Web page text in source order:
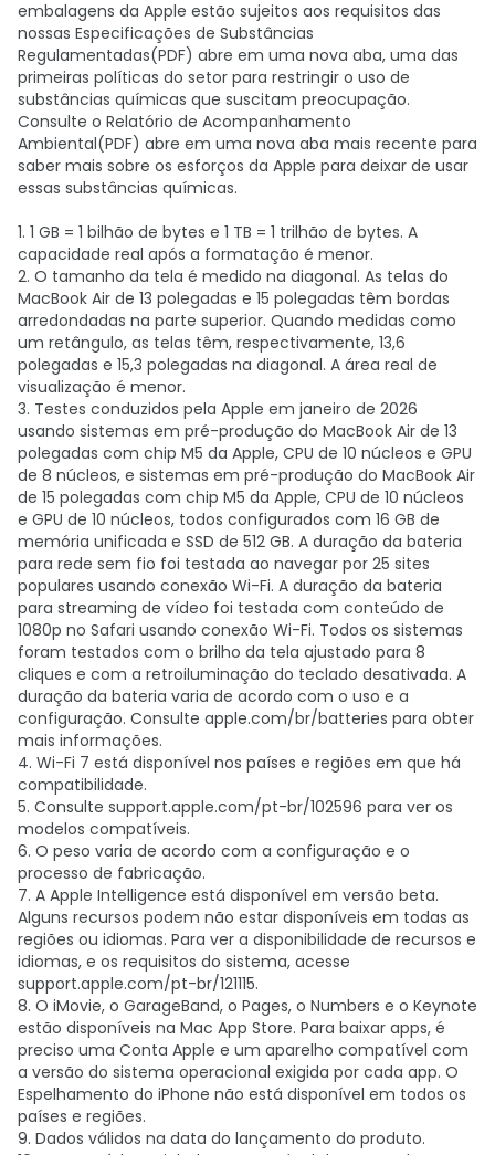
embalagens da Apple estão sujeitos aos requisitos das
nossas Especificações de Substâncias
Regulamentadas(PDF) abre em uma nova aba, uma das
primeiras políticas do setor para restringir o uso de
substâncias químicas que suscitam preocupação.
Consulte o Relatório de Acompanhamento
Ambiental(PDF) abre em uma nova aba mais recente para
saber mais sobre os esforços da Apple para deixar de usar
essas substâncias químicas.
1. 1 GB = 1 bilhão de bytes e 1 TB = 1 trilhão de bytes. A
capacidade real após a formatação é menor.
2. O tamanho da tela é medido na diagonal. As telas do
MacBook Air de 13 polegadas e 15 polegadas têm bordas
arredondadas na parte superior. Quando medidas como
um retângulo, as telas têm, respectivamente, 13,6
polegadas e 15,3 polegadas na diagonal. A área real de
visualização é menor.
3. Testes conduzidos pela Apple em janeiro de 2026
usando sistemas em pré-produção do MacBook Air de 13
polegadas com chip M5 da Apple, CPU de 10 núcleos e GPU
de 8 núcleos, e sistemas em pré-produção do MacBook Air
de 15 polegadas com chip M5 da Apple, CPU de 10 núcleos
e GPU de 10 núcleos, todos configurados com 16 GB de
memória unificada e SSD de 512 GB. A duração da bateria
para rede sem fio foi testada ao navegar por 25 sites
populares usando conexão Wi-Fi. A duração da bateria
para streaming de vídeo foi testada com conteúdo de
1080p no Safari usando conexão Wi-Fi. Todos os sistemas
foram testados com o brilho da tela ajustado para 8
cliques e com a retroiluminação do teclado desativada. A
duração da bateria varia de acordo com o uso e a
configuração. Consulte apple.com/br/batteries para obter
mais informações.
4. Wi-Fi 7 está disponível nos países e regiões em que há
compatibilidade.
5. Consulte support.apple.com/pt-br/102596 para ver os
modelos compatíveis.
6. O peso varia de acordo com a configuração e o
processo de fabricação.
7. A Apple Intelligence está disponível em versão beta.
Alguns recursos podem não estar disponíveis em todas as
regiões ou idiomas. Para ver a disponibilidade de recursos e
idiomas, e os requisitos do sistema, acesse
support.apple.com/pt-br/121115.
8. O iMovie, o GarageBand, o Pages, o Numbers e o Keynote
estão disponíveis na Mac App Store. Para baixar apps, é
preciso uma Conta Apple e um aparelho compatível com
a versão do sistema operacional exigida por cada app. O
Espelhamento do iPhone não está disponível em todos os
países e regiões.
9. Dados válidos na data do lançamento do produto.